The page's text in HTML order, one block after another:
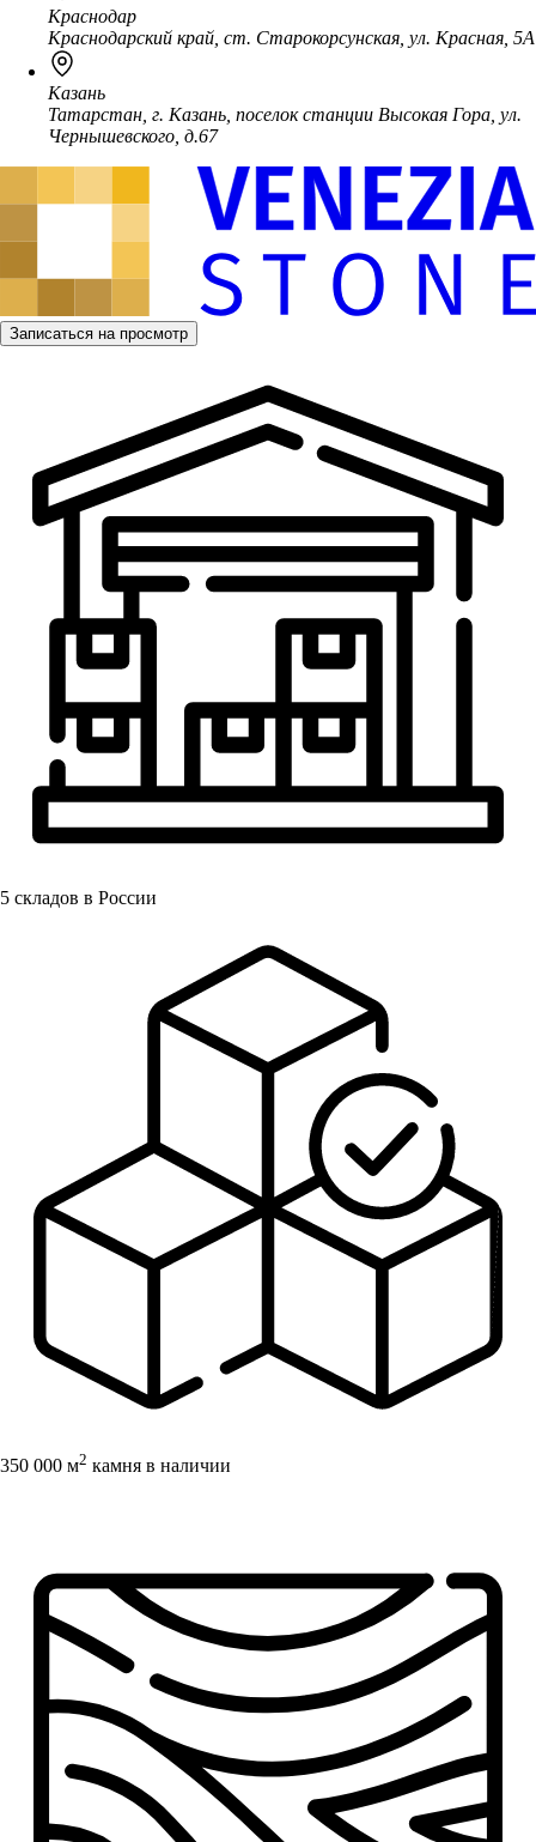
Краснодар
Краснодарский край, ст. Старокорсунская, ул. Красная, 5А
Казань
Татарстан, г. Казань, поселок станции Высокая Гора, ул.
Чернышевского, д.67
Записаться на просмотр
5 складов в России
350 000 м2 камня в наличии